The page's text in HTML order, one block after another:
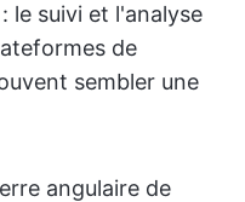
le suivi et l'analyse
de
sembler une
angulaire de